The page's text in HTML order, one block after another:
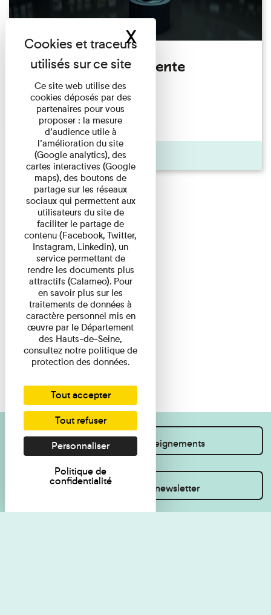
L'exposition permanente
Articles
16/11/2021
Actualité
Je souhaite des renseignements
Inscrivez-vous à la newsletter
Ce site web utilise des
cookies déposés par des
partenaires pour vous
proposer : la mesure
d’audience utile à
l’amélioration du site
(Google analytics), des
cartes interactives (Google
maps), des boutons de
partage sur les réseaux
sociaux qui permettent aux
utilisateurs du site de
faciliter le partage de
contenu (Facebook, Twitter,
Instagram, Linkedin), un
service permettant de
rendre les documents plus
attractifs (Calameo). Pour
en savoir plus sur les
traitements de données à
caractère personnel mis en
œuvre par le Département
des Hauts-de-Seine,
consultez notre politique de
protection des données.
Tout accepter
Tout refuser
Personnaliser
Politique de
confidentialité
XMasquer le